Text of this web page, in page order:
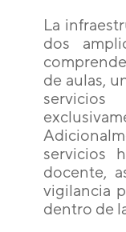
La
dos
de aulas,
servicios
docente,
vigilancia
dentro de